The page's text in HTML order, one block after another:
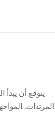
المرتدات.